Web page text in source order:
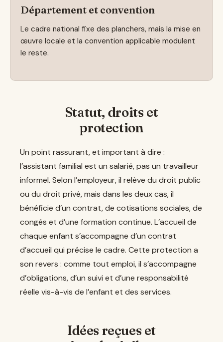
Département et convention
Le cadre national fixe des planchers, mais la mise en
œuvre locale et la convention applicable modulent
le reste.
Statut, droits et
protection
Un point rassurant, et important à dire :
l’assistant familial est un salarié, pas un travailleur
informel. Selon l’employeur, il relève du droit public
ou du droit privé, mais dans les deux cas, il
bénéficie d’un contrat, de cotisations sociales, de
congés et d’une formation continue. L’accueil de
chaque enfant s’accompagne d’un contrat
d’accueil qui précise le cadre. Cette protection a
son revers : comme tout emploi, il s’accompagne
d’obligations, d’un suivi et d’une responsabilité
réelle vis-à-vis de l’enfant et des services.
Idées reçues et